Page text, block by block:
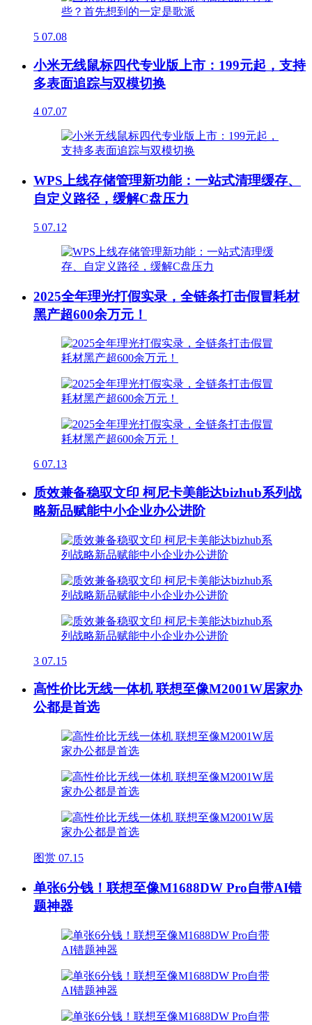
5 07.08
小米无线鼠标四代专业版上市：199元起，支持
多表面追踪与双模切换
4 07.07
WPS上线存储管理新功能：一站式清理缓存、
自定义路径，缓解C盘压力
5 07.12
2025全年理光打假实录，全链条打击假冒耗材
黑产超600余万元！
6 07.13
质效兼备稳驭文印 柯尼卡美能达bizhub系列战
略新品赋能中小企业办公进阶
3 07.15
高性价比无线一体机 联想至像M2001W居家办
公都是首选
图赏 07.15
单张6分钱！联想至像M1688DW Pro自带AI错
题神器